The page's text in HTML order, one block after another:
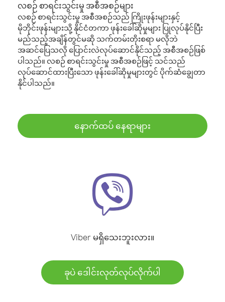
လစဉ် စာရင်းသွင်းမှု အစီအစဉ်များ
လစဉ် စာရင်းသွင်းမှု အစီအစဉ်သည် ကြိုးဖုန်းများနှင့်
မိုဘိုင်းဖုန်းများသို့ နိုင်ငံတကာ ဖုန်းခေါ်ဆိုမှုများ ပြုလုပ်နိုင်ပြီး
မည်သည့်အချိန်တွင်မဆို သက်တမ်းတိုးစရာ မလိုဘဲ
အဆင်ပြေသလို ပြောင်းလဲလုပ်ဆောင်နိုင်သည့် အစီအစဉ်ဖြစ်
ပါသည်။ လစဉ် စာရင်းသွင်းမှု အစီအစဉ်ဖြင့် သင်သည်
လုပ်ဆောင်ထားပြီးသော ဖုန်းခေါ်ဆိုမှုများတွင် ပိုက်ဆံချွေတာ
နိုင်ပါသည်။
နောက်ထပ် နေရာများ
Viber မရှိသေးဘူးလား။
ခုပဲ ဒေါင်းလုတ်လုပ်လိုက်ပါ